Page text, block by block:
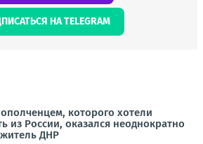
НА TELEGRAM
которого хотели
из России, оказался неоднократно
ДНР